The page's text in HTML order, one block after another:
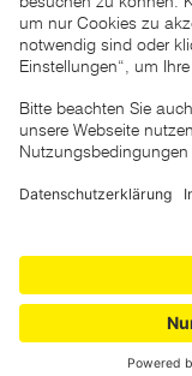
*der "statt"-Preis
unter
Copyright ©